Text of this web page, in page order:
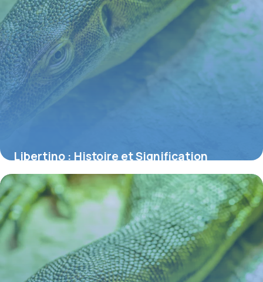
Libertino : Histoire et Signification
Complète
1 juillet 2026